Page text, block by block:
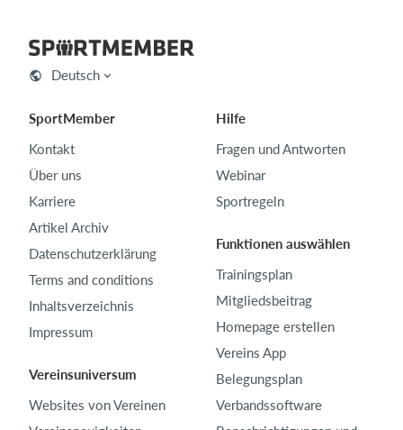
Deutsch
SportMember
Kontakt
Über uns
Karriere
Artikel Archiv
Datenschutzerklärung
Terms and conditions
Inhaltsverzeichnis
Impressum
Vereinsuniversum
Websites von Vereinen
Hilfe
Fragen und Antworten
Webinar
Sportregeln
Funktionen auswählen
Trainingsplan
Mitgliedsbeitrag
Homepage erstellen
Vereins App
Belegungsplan
Verbandssoftware